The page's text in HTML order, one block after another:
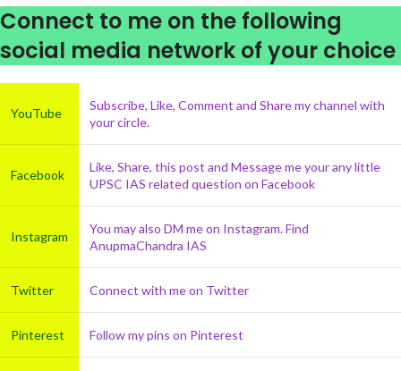
Connect to me on the following
social media network of your choice
YouTube
Subscribe, Like, Comment and Share my channel with
your circle.
Facebook
Like, Share, this post and Message me your any little
UPSC IAS related question on Facebook
Instagram
You may also DM me on Instagram. Find
AnupmaChandra IAS
Twitter Connect with me on Twitter
Pinterest Follow my pins on Pinterest